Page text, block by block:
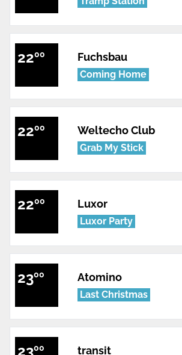
2200 Fuchsbau
Coming Home
2200 Weltecho Club
Grab My Stick
2200 Luxor
Luxor Party
2300 Atomino
Last Christmas
2300 transit